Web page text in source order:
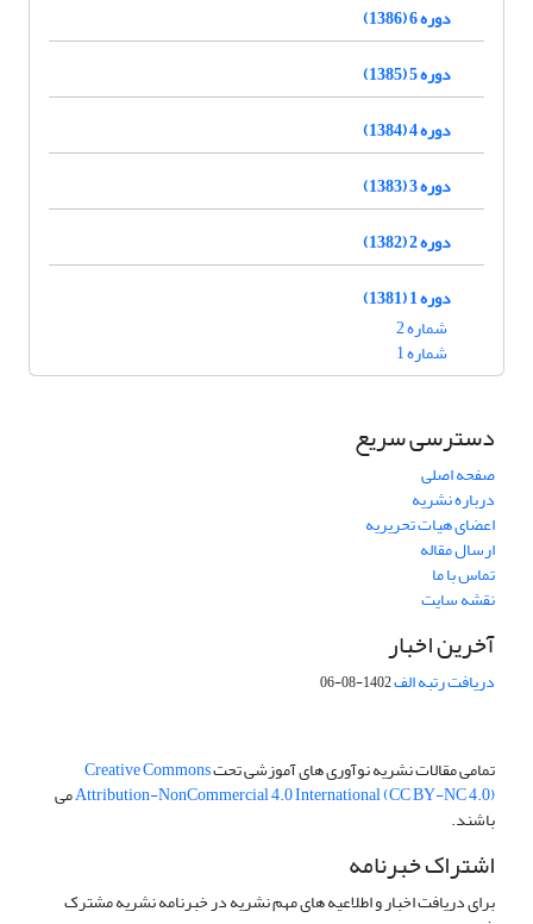
دوره 6 (1386)
دوره 5 (1385)
دوره 4 (1384)
دوره 3 (1383)
دوره 2 (1382)
دوره 1 (1381)
شماره 2
شماره 1
دسترسی سریع
صفحه اصلی
درباره نشریه
اعضای هیات تحریریه
ارسال مقاله
تماس با ما
نقشه سایت
آخرین اخبار
دریافت رتبه الف1402-08-06
تمامی مقالات نشریه نوآوری های آموزشی تحتCreative Commons
Attribution-NonCommercial 4.0 International (CC BY-NC 4.0)می
باشند.
اشتراک خبرنامه
برای دریافت اخبار و اطلاعیه های مهم نشریه در خبرنامه نشریه مشترک